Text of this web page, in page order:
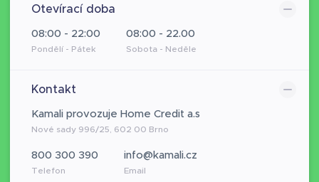
Otevírací doba
08:00 - 22:00
Pondělí - Pátek
08:00 - 22.00
Sobota - Neděle
Kontakt
Kamali provozuje Home Credit a.s
Nové sady 996/25, 602 00 Brno
800 300 390
Telefon
info@kamali.cz
Email